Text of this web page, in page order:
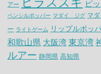
アー ピ
ペンシルポッパー マダイ ジグ マ
ー ライトゲーム リップルポッ
和歌山県 大阪湾 東京湾
ルアー 静岡県 高知県